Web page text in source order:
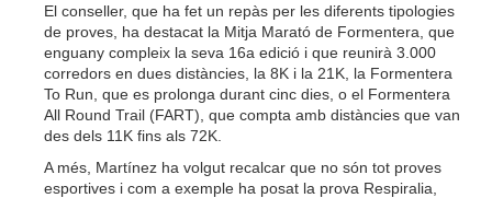
El conseller, que ha fet un repàs per les diferents tipologies
de proves, ha destacat la Mitja Marató de Formentera, que
enguany compleix la seva 16a edició i que reunirà 3.000
corredors en dues distàncies, la 8K i la 21K, la Formentera
To Run, que es prolonga durant cinc dies, o el Formentera
All Round Trail (FART), que compta amb distàncies que van
des dels 11K fins als 72K.
A més, Martínez ha volgut recalcar que no són tot proves
esportives i com a exemple ha posat la prova Respiralia,